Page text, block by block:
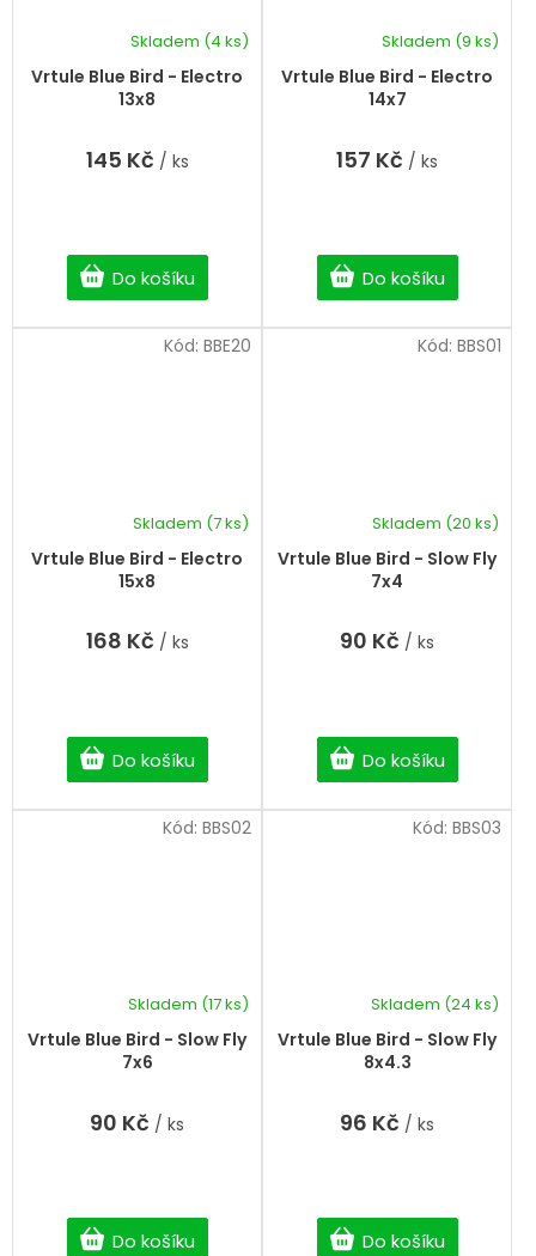
Vrtule Blue Bird - Electro
13x8
Skladem (4 ks)
145 Kč / ks
Do košíku
Vrtule Blue Bird - Electro
14x7
Skladem (9 ks)
157 Kč / ks
Do košíku
Vrtule Blue Bird - Electro
15x8
Skladem (7 ks)
168 Kč / ks
Do košíku
Kód: BBE20
Vrtule Blue Bird - Slow Fly
7x4
Skladem (20 ks)
90 Kč / ks
Do košíku
Kód: BBS01
Vrtule Blue Bird - Slow Fly
7x6
Skladem (17 ks)
90 Kč / ks
Do košíku
Kód: BBS02
Vrtule Blue Bird - Slow Fly
8x4.3
Skladem (24 ks)
96 Kč / ks
Do košíku
Kód: BBS03